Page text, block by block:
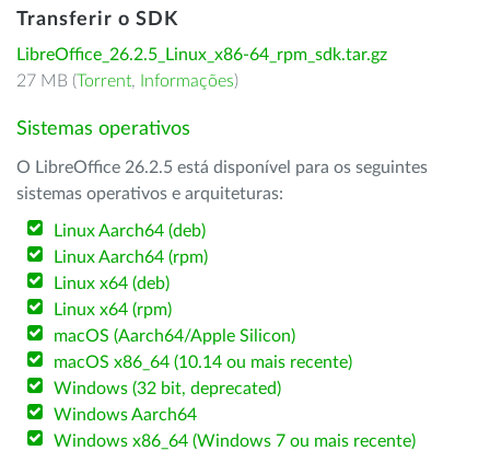
Transferir o SDK
LibreOffice_26.2.5_Linux_x86-64_rpm_sdk.tar.gz
27 MB (Torrent, Informações)
Sistemas operativos
O LibreOffice 26.2.5 está disponível para os seguintes
sistemas operativos e arquiteturas:
Linux Aarch64 (deb)
Linux Aarch64 (rpm)
Linux x64 (deb)
Linux x64 (rpm)
macOS (Aarch64/Apple Silicon)
macOS x86_64 (10.14 ou mais recente)
Windows (32 bit, deprecated)
Windows Aarch64
Windows x86_64 (Windows 7 ou mais recente)